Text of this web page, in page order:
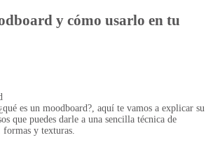
y cómo usarlo en tu
es un moodboard?, aquí te vamos a explicar su
que puedes darle a una sencilla técnica de
y texturas.